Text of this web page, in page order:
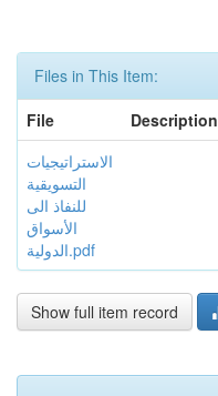
Files in This Item:
File
Description
الاستراتيجيات
التسويقية
للنفاذ الى
الأسواق
الدولية.pdf
Show full item record